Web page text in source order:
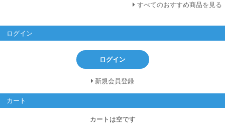
すべてのおすすめ商品を見る
ログイン
ログイン
新規会員登録
カート
カートは空です